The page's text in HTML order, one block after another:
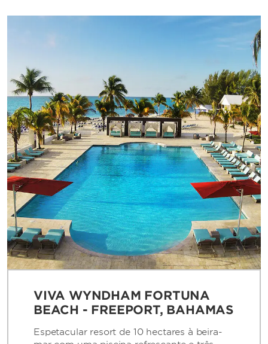
VIVA WYNDHAM FORTUNA
BEACH - FREEPORT, BAHAMAS
Espetacular resort de 10 hectares à beira-